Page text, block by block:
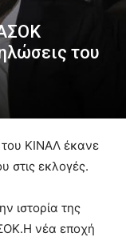
του
ΚΙΝΑΛ έκανε
στις εκλογές.
ιστορία της
νέα εποχή